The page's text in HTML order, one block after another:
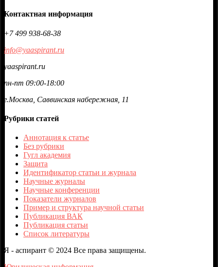
Контактная информация
+7 499 938-68-38
info@yaaspirant.ru
yaaspirant.ru
пн-пт 09:00-18:00
г.Москва, Саввинская набережная, 11
Рубрики статей
Аннотация к статье
Без рубрики
Гугл академия
Защита
Идентификатор статьи и журнала
Научные журналы
Научные конференции
Показатели журналов
Пример и структура научной статьи
Публикация ВАК
Публикация статьи
Список литературы
Я - аспирант © 2024 Все права защищены.